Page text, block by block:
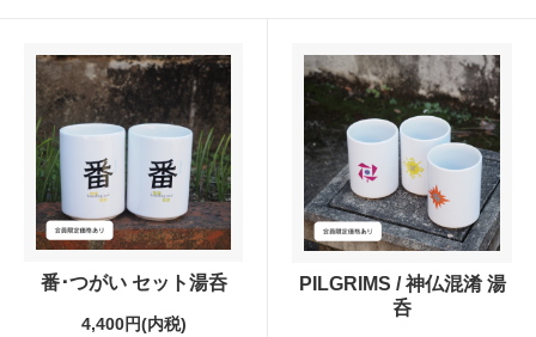
番･つがい セット湯呑
4,400円(内税)
PILGRIMS / 神仏混淆 湯
呑